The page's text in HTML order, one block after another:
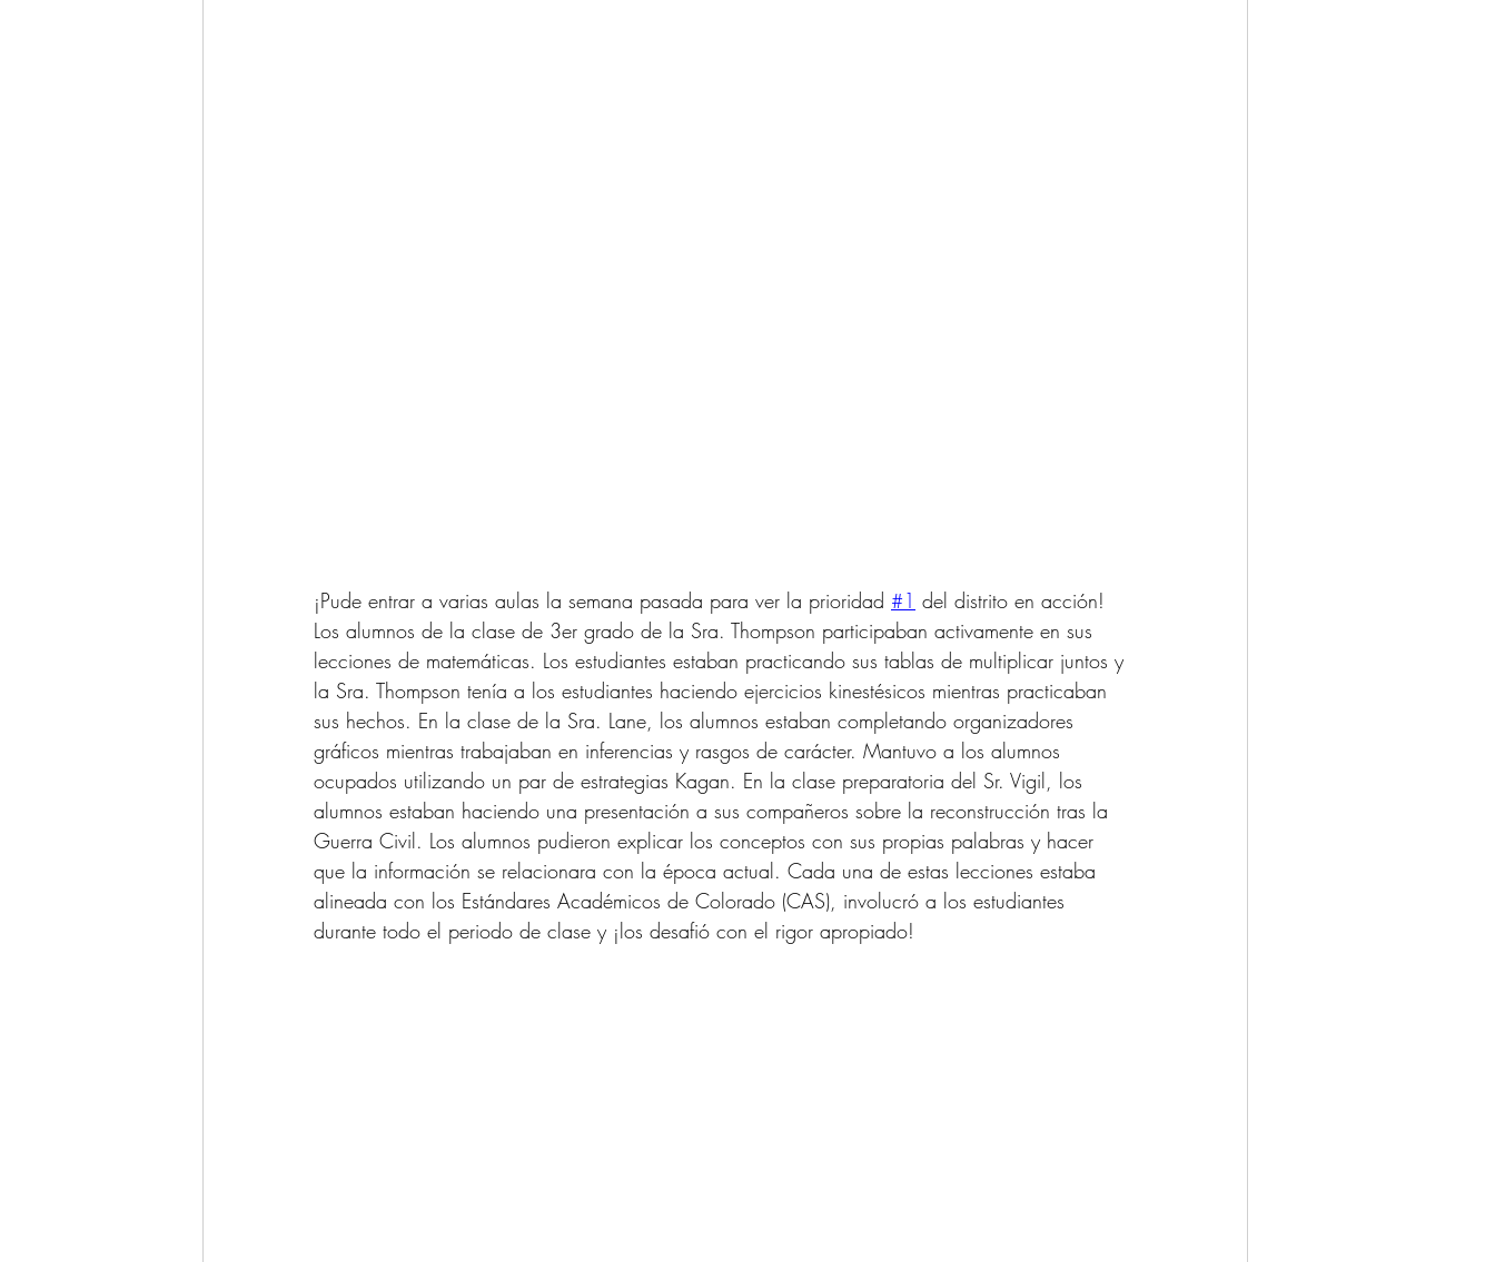
¡Pude entrar a varias aulas la semana pasada para ver la prioridad #1 del distrito en acción!
Los alumnos de la clase de 3er grado de la Sra. Thompson participaban activamente en sus
lecciones de matemáticas. Los estudiantes estaban practicando sus tablas de multiplicar juntos y
la Sra. Thompson tenía a los estudiantes haciendo ejercicios kinestésicos mientras practicaban
sus hechos. En la clase de la Sra. Lane, los alumnos estaban completando organizadores
gráficos mientras trabajaban en inferencias y rasgos de carácter. Mantuvo a los alumnos
ocupados utilizando un par de estrategias Kagan. En la clase preparatoria del Sr. Vigil, los
alumnos estaban haciendo una presentación a sus compañeros sobre la reconstrucción tras la
Guerra Civil. Los alumnos pudieron explicar los conceptos con sus propias palabras y hacer
que la información se relacionara con la época actual. Cada una de estas lecciones estaba
alineada con los Estándares Académicos de Colorado (CAS), involucró a los estudiantes
durante todo el periodo de clase y ¡los desafió con el rigor apropiado!